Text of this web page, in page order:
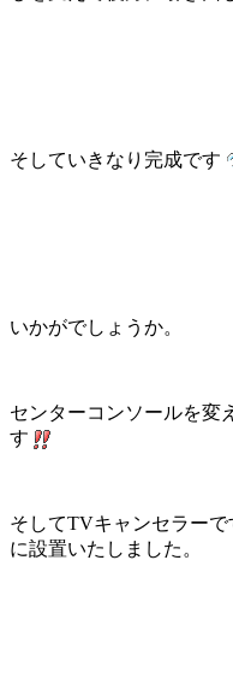
そしていきなり完成です
いかがでしょうか。
センターコンソールを変
す
そしてTVキャンセラー
に設置いたしました。